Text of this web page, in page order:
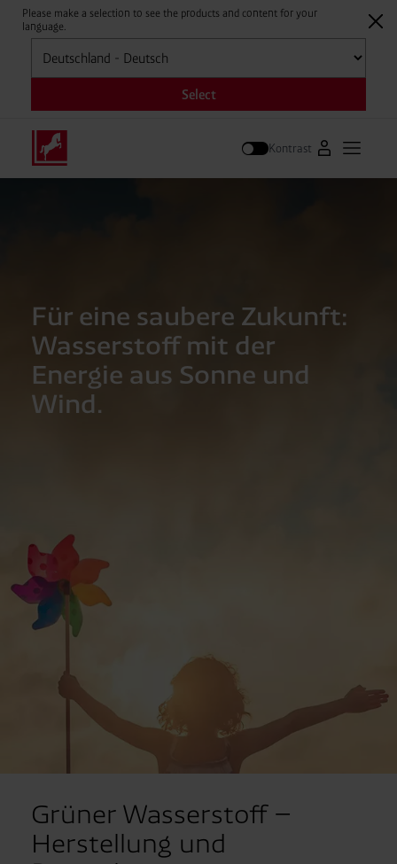
Please make a selection to see the products and content for your
language.
Auswählen
Select
Kontrast Zum
Für eine saubere Zukunft:
Wasserstoff mit der
Energie aus Sonne und
Wind.
Grüner Wasserstoff –
Herstellung und